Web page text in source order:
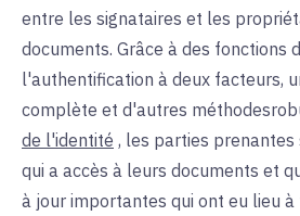
entre les signataires et les
documents. Grâce à des fonctions
l'authentification à deux facteurs,
complète et d'autres méthodes
de l'identité , les parties
qui a accès à leurs documents et
à jour importantes qui ont eu lieu